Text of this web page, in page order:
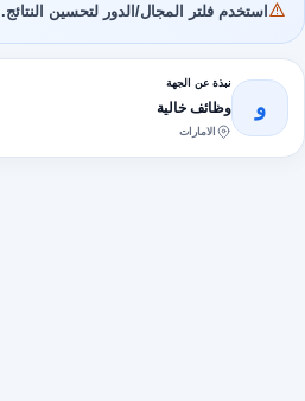
استخدم فلتر المجال/الدور لتحسين النتائج.
و
نبذة عن الجهة
وظائف خالية
الامارات